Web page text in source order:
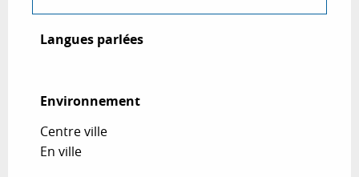
Langues parlées
Langues parlées
Environnement
Environnement
Centre ville
En ville